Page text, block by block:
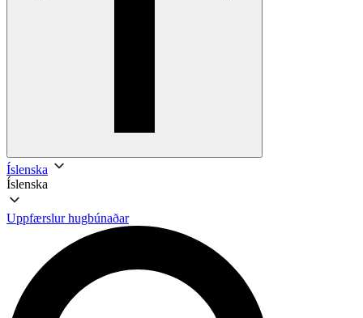
Íslenska
Íslenska
Uppfærslur hugbúnaðar